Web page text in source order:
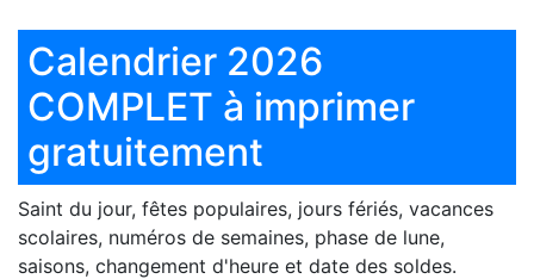
Calendrier 2026
COMPLET à imprimer
gratuitement
Saint du jour, fêtes populaires, jours fériés, vacances
scolaires, numéros de semaines, phase de lune,
saisons, changement d'heure et date des soldes.